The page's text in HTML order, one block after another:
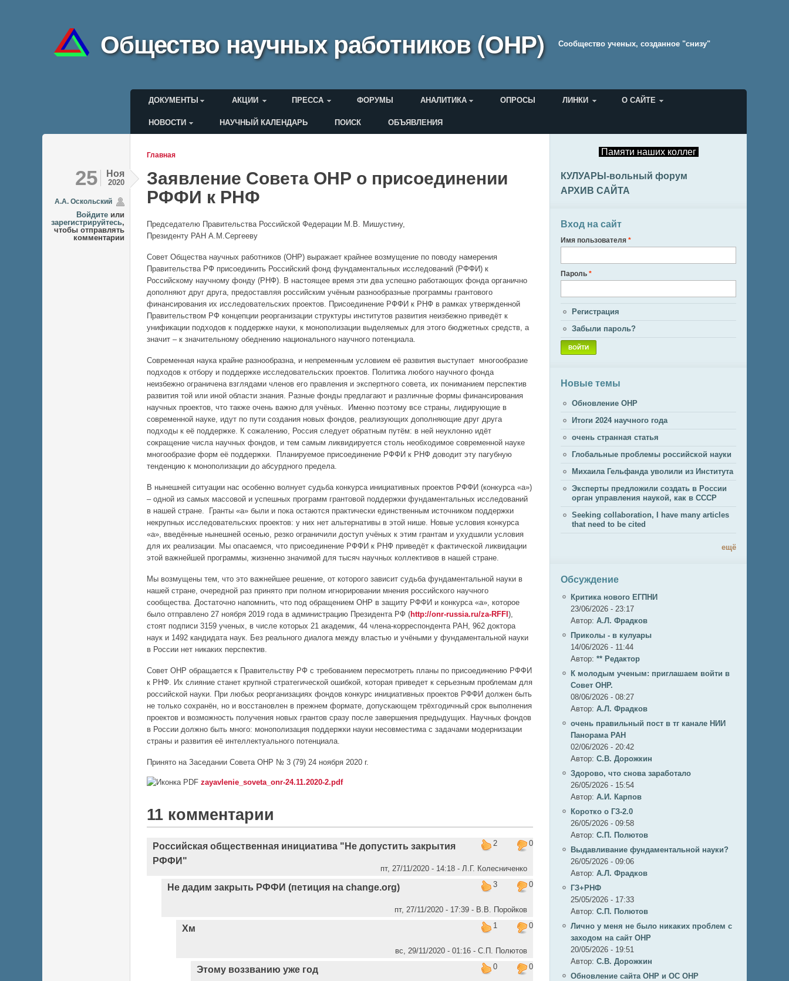
Общество научных работников (ОНР) Cообщество ученых, созданное "снизу"
Главное меню
ДОКУМЕНТЫ АКЦИИ ПРЕССА ФОРУМЫ АНАЛИТИКА ОПРОСЫ ЛИНКИ О САЙТЕ
Меню пользователя
НОВОСТИ НАУЧНЫЙ КАЛЕНДАРЬ ПОИСК ОБЪЯВЛЕНИЯ
Вы здесь
Главная
25 Ноя
2020
А.А. Оскольский
Войдите или
зарегистрируйтесь,
чтобы отправлять
комментарии
Заявление Совета ОНР о присоединении
РФФИ к РНФ
Председателю Правительства Российской Федерации М.В. Мишустину,
Президенту РАН А.М.Сергееву
Совет Общества научных работников (ОНР) выражает крайнее возмущение по поводу намерения
Правительства РФ присоединить Российский фонд фундаментальных исследований (РФФИ) к
Российскому научному фонду (РНФ). В настоящее время эти два успешно работающих фонда органично
дополняют друг друга, предоставляя российским учёным разнообразные программы грантового
финансирования их исследовательских проектов. Присоединение РФФИ к РНФ в рамках утвержденной
Правительством РФ концепции реорганизации структуры институтов развития неизбежно приведёт к
унификации подходов к поддержке науки, к монополизации выделяемых для этого бюджетных средств, а
значит – к значительному обеднению национального научного потенциала.
Современная наука крайне разнообразна, и непременным условием её развития выступает многообразие
подходов к отбору и поддержке исследовательских проектов. Политика любого научного фонда
неизбежно ограничена взглядами членов его правления и экспертного совета, их пониманием перспектив
развития той или иной области знания. Разные фонды предлагают и различные формы финансирования
научных проектов, что также очень важно для учёных. Именно поэтому все страны, лидирующие в
современной науке, идут по пути создания новых фондов, реализующих дополняющие друг друга
подходы к её поддержке. К сожалению, Россия следует обратным путём: в ней неуклонно идёт
сокращение числа научных фондов, и тем самым ликвидируется столь необходимое современной науке
многообразие форм её поддержки. Планируемое присоединение РФФИ к РНФ доводит эту пагубную
тенденцию к монополизации до абсурдного предела.
В нынешней ситуации нас особенно волнует судьба конкурса инициативных проектов РФФИ (конкурса «а»)
– одной из самых массовой и успешных программ грантовой поддержки фундаментальных исследований
в нашей стране. Гранты «а» были и пока остаются практически единственным источником поддержки
некрупных исследовательских проектов: у них нет альтернативы в этой нише. Новые условия конкурса
«а», введённые нынешней осенью, резко ограничили доступ учёных к этим грантам и ухудшили условия
для их реализации. Мы опасаемся, что присоединение РФФИ к РНФ приведёт к фактической ликвидации
этой важнейшей программы, жизненно значимой для тысяч научных коллективов в нашей стране.
Мы возмущены тем, что это важнейшее решение, от которого зависит судьба фундаментальной науки в
нашей стране, очередной раз принято при полном игнорировании мнения российского научного
сообщества. Достаточно напомнить, что под обращением ОНР в защиту РФФИ и конкурса «а», которое
было отправлено 27 ноября 2019 года в администрацию Президента РФ (http://onr-russia.ru/za-RFFI ),
стоят подписи 3159 ученых, в числе которых 21 академик, 44 члена-корреспондента РАН, 962 доктора
наук и 1492 кандидата наук. Без реального диалога между властью и учёными у фундаментальной науки
в России нет никаких перспектив.
Совет ОНР обращается к Правительству РФ с требованием пересмотреть планы по присоединению РФФИ
к РНФ. Их слияние станет крупной стратегической ошибкой, которая приведет к серьезным проблемам для
российской науки. При любых реорганизациях фондов конкурс инициативных проектов РФФИ должен быть
не только сохранён, но и восстановлен в прежнем формате, допускающем трёхгодичный срок выполнения
проектов и возможность получения новых грантов сразу после завершения предыдущих. Научных фондов
в России должно быть много: монополизация поддержки науки несовместима с задачами модернизации
страны и развития её интеллектуального потенциала.
Принято на Заседании Совета ОНР № 3 (79) 24 ноября 2020 г.
zayavlenie_soveta_onr-24.11.2020-2.pdf
11 комментарии
2 0
Российская общественная инициатива "Не допустить закрытия
РФФИ"
пт, 27/11/2020 - 14:18 - Л.Г. Колесниченко
3
0
Не дадим закрыть РФФИ (петиция на change.org)
пт, 27/11/2020 - 17:39 - В.В. Поройков
1
0
Хм
вс, 29/11/2020 - 01:16 - C.П. Полютов
0
0
Этому воззванию уже год
Памяти наших коллег
КУЛУАРЫ-вольный форум
АРХИВ САЙТА
Вход на сайт
Имя пользователя *
Пароль *
Регистрация
Забыли пароль?
Новые темы
Обновление ОНР
Итоги 2024 научного года
очень странная статья
Глобальные проблемы российской науки
Михаила Гельфанда уволили из Института
Эксперты предложили создать в России
орган управления наукой, как в СССР
Seeking collaboration, I have many articles
that need to be cited
ещё
Обсуждение
Критика нового ЕГПНИ
23/06/2026 - 23:17
Автор: А.Л. Фрадков
Приколы - в кулуары
14/06/2026 - 11:44
Автор: ** Редактор
К молодым ученым: приглашаем войти в
Совет ОНР.
08/06/2026 - 08:27
Автор: А.Л. Фрадков
очень правильный пост в тг канале НИИ
Панорама РАН
02/06/2026 - 20:42
Автор: С.В. Дорожкин
Здорово, что снова заработало
26/05/2026 - 15:54
Автор: А.И. Карпов
Коротко о ГЗ-2.0
26/05/2026 - 09:58
Автор: C.П. Полютов
Выдавливание фундаментальной науки?
26/05/2026 - 09:06
Автор: А.Л. Фрадков
ГЗ+РНФ
25/05/2026 - 17:33
Автор: C.П. Полютов
Лично у меня не было никаких проблем с
заходом на сайт ОНР
20/05/2026 - 19:51
Автор: С.В. Дорожкин
Обновление сайта ОНР и ОС ОНР